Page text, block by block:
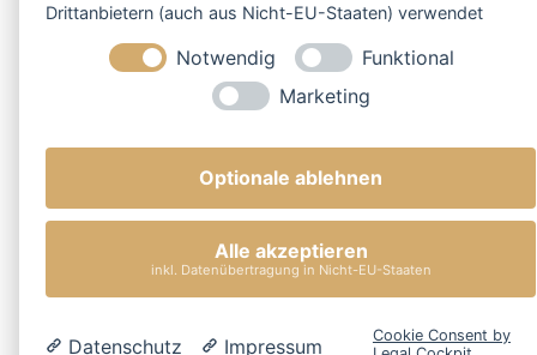
Drittanbietern (auch aus Nicht-EU-Staaten) verwendet
selbstverständlich jederzeit ändern.
Notwendig
Funktional
Marketing
Optionale ablehnen
Alle akzeptieren
inkl. Datenübertragung in Nicht-EU-Staaten
Datenschutz Impressum
Cookie Consent by